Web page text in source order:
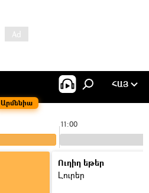
Արմենիա
ՀԱՅ
11:00
Ուղիղ եթեր
Լուրեր